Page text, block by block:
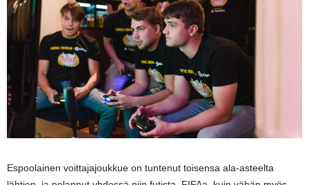
Espoolainen voittajajoukkue on tuntenut toisensa ala-asteelta